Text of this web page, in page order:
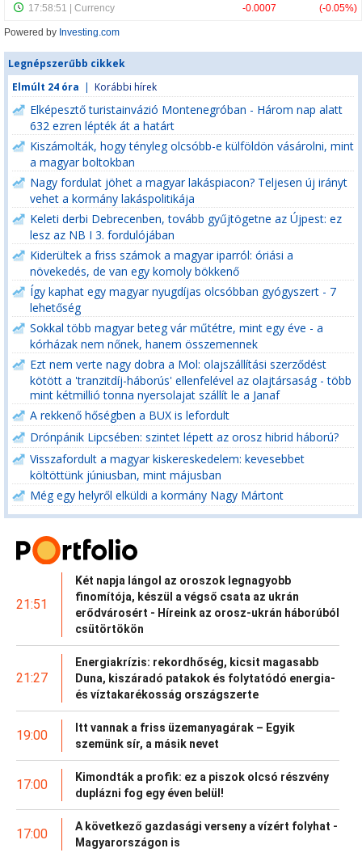
Powered by Investing.com
Legnépszerűbb cikkek
Elmúlt 24 óra | Korábbi hírek
Elképesztő turistainvázió Montenegróban - Három nap alatt
632 ezren lépték át a határt
Kiszámolták, hogy tényleg olcsóbb-e külföldön vásárolni, mint
a magyar boltokban
Nagy fordulat jöhet a magyar lakáspiacon? Teljesen új irányt
vehet a kormány lakáspolitikája
Keleti derbi Debrecenben, tovább gyűjtögetne az Újpest: ez
lesz az NB I 3. fordulójában
Kiderültek a friss számok a magyar iparról: óriási a
növekedés, de van egy komoly bökkenő
Így kaphat egy magyar nyugdíjas olcsóbban gyógyszert - 7
lehetőség
Sokkal több magyar beteg vár műtétre, mint egy éve - a
kórházak nem nőnek, hanem összemennek
Ezt nem verte nagy dobra a Mol: olajszállítási szerződést
kötött a 'tranzitdíj-háborús' ellenfelével az olajtársaság - több
mint kétmillió tonna nyersolajat szállít le a Janaf
A rekkenő hőségben a BUX is lefordult
Drónpánik Lipcsében: szintet lépett az orosz hibrid háború?
Visszafordult a magyar kiskereskedelem: kevesebbet
költöttünk júniusban, mint májusban
Még egy helyről elküldi a kormány Nagy Mártont
21:51
Két napja lángol az oroszok legnagyobb
finomítója, készül a végső csata az ukrán
erődvárosért - Híreink az orosz-ukrán háborúból
csütörtökön
21:27
Energiakrízis: rekordhőség, kicsit magasabb
Duna, kiszáradó patakok és folytatódó energia-
és víztakarékosság országszerte
19:00
Itt vannak a friss üzemanyagárak – Egyik
szemünk sír, a másik nevet
17:00
Kimondták a profik: ez a piszok olcsó részvény
duplázni fog egy éven belül!
17:00
A következő gazdasági verseny a vízért folyhat -
Magyarországon is